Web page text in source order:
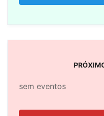
sem eventos